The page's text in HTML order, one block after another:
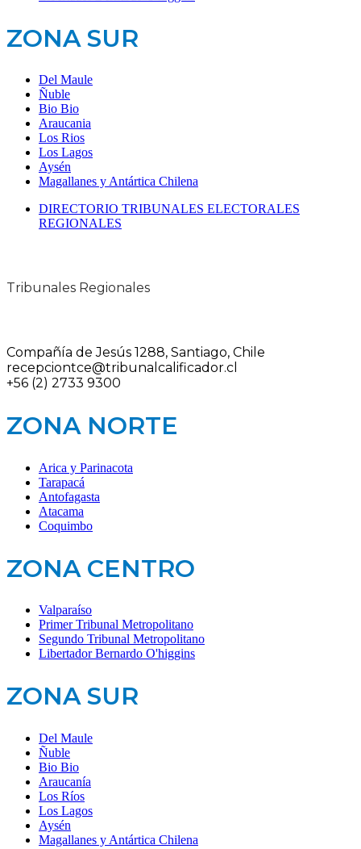
ZONA SUR
Del Maule
Ñuble
Bio Bio
Araucania
Los Rios
Los Lagos
Aysén
Magallanes y Antártica Chilena
DIRECTORIO TRIBUNALES ELECTORALES
REGIONALES
Tribunales Regionales
Compañía de Jesús 1288, Santiago, Chile
recepciontce@tribunalcalificador.cl
+56 (2) 2733 9300
ZONA NORTE
Arica y Parinacota
Tarapacá
Antofagasta
Atacama
Coquimbo
ZONA CENTRO
Valparaíso
Primer Tribunal Metropolitano
Segundo Tribunal Metropolitano
Libertador Bernardo O'higgins
ZONA SUR
Del Maule
Ñuble
Bio Bio
Araucanía
Los Ríos
Los Lagos
Aysén
Magallanes y Antártica Chilena